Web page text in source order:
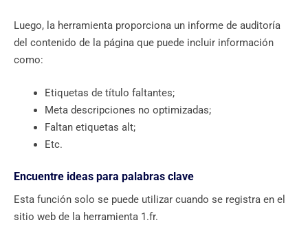
Luego, la herramienta proporciona un informe de auditoría
del contenido de la página que puede incluir información
como:
Etiquetas de título faltantes;
Meta descripciones no optimizadas;
Faltan etiquetas alt;
Etc.
Encuentre ideas para palabras clave
Esta función solo se puede utilizar cuando se registra en el
sitio web de la herramienta 1.fr.